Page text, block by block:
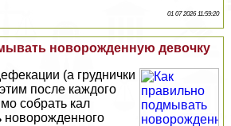
01 07 2026 11:59:20
новорожденную дeвoчку
(а груднички
после каждого
собрать кал
новорожденного